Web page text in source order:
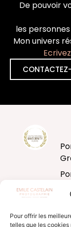
Pour offrir les
telles que les
De pouvoir
les
Mon univers